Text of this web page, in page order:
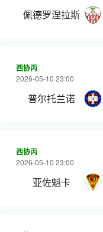
佩德罗涅拉斯
西协丙
2026-05-10 23:00
普尔托兰诺
西协丙
2026-05-10 23:00
亚佐魁卡